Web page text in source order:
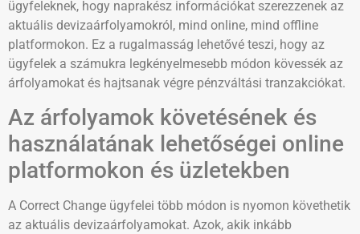
ügyfeleknek, hogy naprakész információkat szerezzenek az
aktuális devizaárfolyamokról, mind online, mind offline
platformokon. Ez a rugalmasság lehetővé teszi, hogy az
ügyfelek a számukra legkényelmesebb módon kövessék az
árfolyamokat és hajtsanak végre pénzváltási tranzakciókat.
Az árfolyamok követésének és
használatának lehetőségei online
platformokon és üzletekben
A Correct Change ügyfelei több módon is nyomon követhetik
az aktuális devizaárfolyamokat. Azok, akik inkább